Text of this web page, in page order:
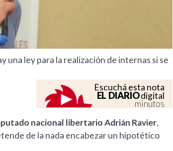
ley para la realización de internas si se
Escuchá esta nota
EL DIARIOdigital
minutos
nacional libertario Adrián Ravier,
de la nada encabezar un hipotético